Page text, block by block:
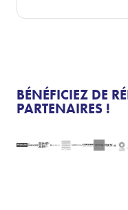
BÉNÉFICIEZ DE
PARTENAIRES !